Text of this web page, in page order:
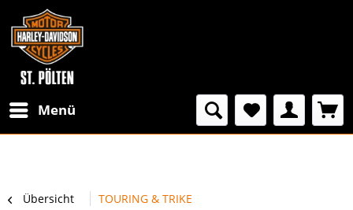
Menü
Übersicht TOURING & TRIKE